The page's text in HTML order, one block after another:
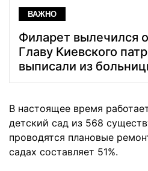
ВАЖНО
Филарет вылечился
Главу Киевского
выписали из
В настоящее время
детский сад из 568
проводятся плановые
садах составляет 51%.